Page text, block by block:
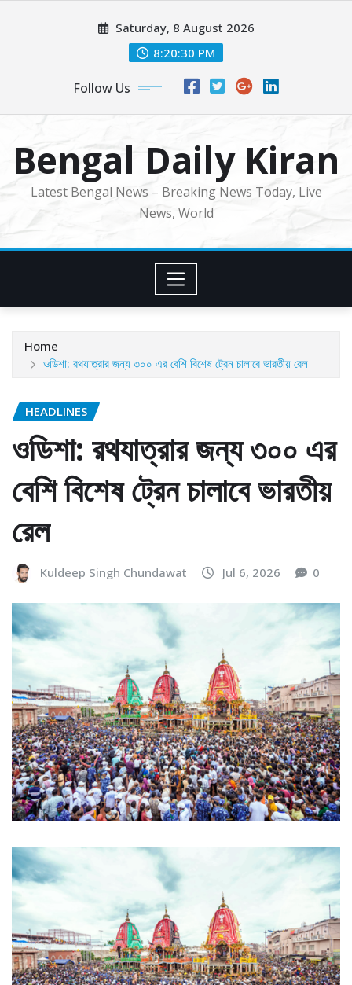
Saturday, 8 August 2026
8:20:32 PM
Follow Us
Bengal Daily Kiran
Latest Bengal News – Breaking News Today, Live
News, World
Home
ওডিশা: রথযাত্রার জন্য ৩০০ এর বেশি বিশেষ ট্রেন চালাবে ভারতীয় রেল
HEADLINES
ওডিশা: রথযাত্রার জন্য ৩০০ এর
বেশি বিশেষ ট্রেন চালাবে ভারতীয়
রেল
Kuldeep Singh Chundawat Jul 6, 2026 0